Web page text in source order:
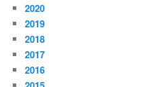
2020
2019
2018
2017
2016